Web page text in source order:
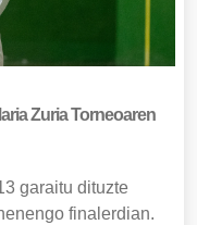
Zuria Torneoaren
garaitu dituzte
finalerdian.